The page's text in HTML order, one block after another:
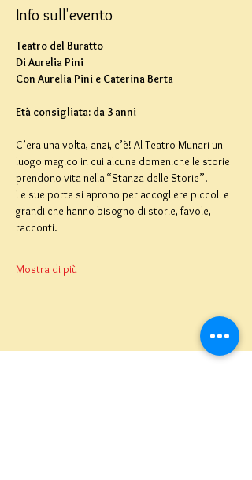
Info sull'evento
Teatro del Buratto
Di Aurelia Pini
Con Aurelia Pini e Caterina Berta
Età consigliata: da 3 anni
C’era una volta, anzi, c’è! Al Teatro Munari un
luogo magico in cui alcune domeniche le storie
prendono vita nella “Stanza delle Storie”.
Le sue porte si aprono per accogliere piccoli e
grandi che hanno bisogno di storie, favole,
racconti.
Mostra di più